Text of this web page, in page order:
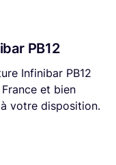
PB12
Infinibar PB12
et bien
votre disposition.